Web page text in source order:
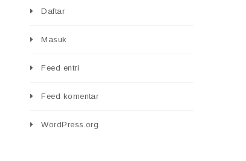
Daftar
Masuk
Feed entri
Feed komentar
WordPress.org